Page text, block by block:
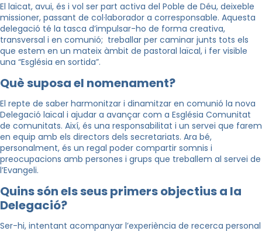
El laïcat, avui, és i vol ser part activa del Poble de Déu, deixeble
missioner, passant de col·laborador a corresponsable. Aquesta
delegació té la tasca d’impulsar-ho de forma creativa,
transversal i en comunió; treballar per caminar junts tots els
que estem en un mateix àmbit de pastoral laïcal, i fer visible
una “Església en sortida”.
Què suposa el nomenament?
El repte de saber harmonitzar i dinamitzar en comunió la nova
Delegació laïcal i ajudar a avançar com a Església Comunitat
de comunitats. Així, és una responsabilitat i un servei que farem
en equip amb els directors dels secretariats. Ara bé,
personalment, és un regal poder compartir somnis i
preocupacions amb persones i grups que treballem al servei de
l’Evangeli.
Quins són els seus primers objectius a la
Delegació?
Ser-hi, intentant acompanyar l’experiència de recerca personal